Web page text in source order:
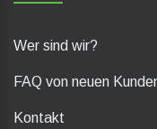
Wer sind wir?
FAQ von neuen
Kontakt